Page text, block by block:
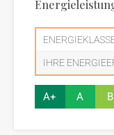
IHRE
A+ A B